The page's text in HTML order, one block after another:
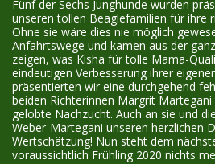
Fünf der Sechs Junghunde wurden
unseren tollen Beaglefamilien für ihre
Ohne sie wäre dies nie möglich
Anfahrtswege und kamen aus der
zeigen, was Kisha für tolle Mama-
eindeutigen Verbesserung ihrer
präsentierten wir eine durchgehend
beiden Richterinnen Margrit
gelobte Nachzucht. Auch an sie und
Weber-Martegani unseren herzlichen
Wertschätzung! Nun steht dem
voraussichtlich Frühling 2020 nichts